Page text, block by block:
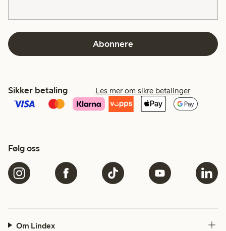
Abonnere
Sikker betaling Les mer om sikre betalinger
Følg oss
Om Lindex